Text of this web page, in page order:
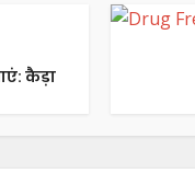
कैड़ा